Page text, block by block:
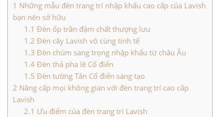
1 Những mẫu đèn trang trí nhập khẩu cao cấp của Lavish
bạn nên sở hữu
1.1 Đèn ốp trần đậm chất thượng lưu
1.2 Đèn cây Lavish vô cùng tinh tế
1.3 Đèn chùm sang trọng nhập khẩu từ châu Âu
1.4Đèn thả pha lê Cổ điển
1.5 Đèn tường Tân Cổ điển sáng tạo
2 Nâng cấp mọi không gian với đèn trang trí cao cấp
Lavish
2.1 Ưu điểm của đèn trang trí Lavish